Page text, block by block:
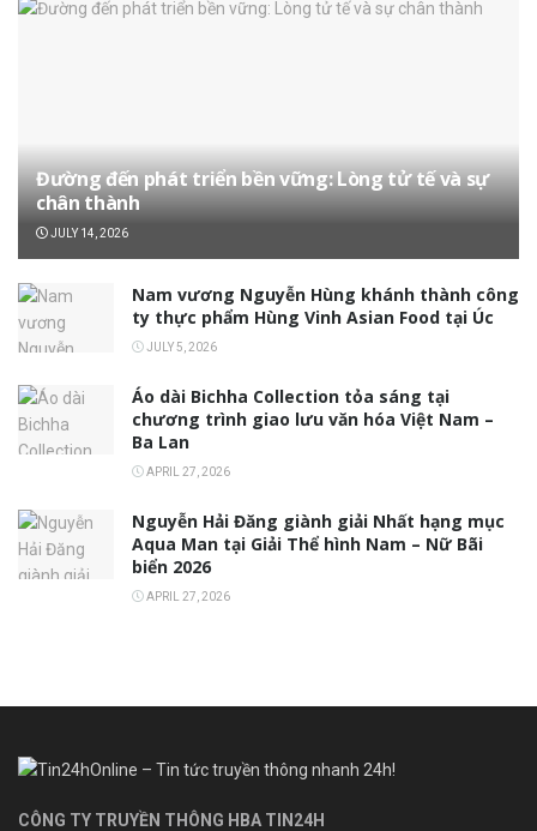
Đường đến phát triển bền vững: Lòng tử tế và sự
chân thành
JULY 14, 2026
Nam vương Nguyễn Hùng khánh thành công
ty thực phẩm Hùng Vinh Asian Food tại Úc
JULY 5, 2026
Áo dài Bichha Collection tỏa sáng tại
chương trình giao lưu văn hóa Việt Nam –
Ba Lan
APRIL 27, 2026
Nguyễn Hải Đăng giành giải Nhất hạng mục
Aqua Man tại Giải Thể hình Nam – Nữ Bãi
biển 2026
APRIL 27, 2026
CÔNG TY TRUYỀN THÔNG HBA TIN24H